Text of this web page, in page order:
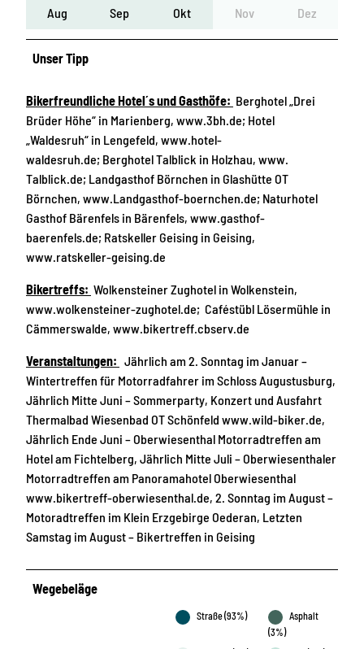
Aug Sep Okt Nov Dez
Unser Tipp
Bikerfreundliche Hotel´s und Gasthöfe: Berghotel „Drei
Brüder Höhe“ in Marienberg, www.3bh.de; Hotel
„Waldesruh“ in Lengefeld, www.hotel-
waldesruh.de; Berghotel Talblick in Holzhau, www.
Talblick.de; Landgasthof Börnchen in Glashütte OT
Börnchen, www.Landgasthof-boernchen.de; Naturhotel
Gasthof Bärenfels in Bärenfels, www.gasthof-
baerenfels.de; Ratskeller Geising in Geising,
www.ratskeller-geising.de
Bikertreffs: Wolkensteiner Zughotel in Wolkenstein,
www.wolkensteiner-zughotel.de; Caféstübl Lösermühle in
Cämmerswalde, www.bikertreff.cbserv.de
Veranstaltungen: Jährlich am 2. Sonntag im Januar –
Wintertreffen für Motorradfahrer im Schloss Augustusburg,
Jährlich Mitte Juni – Sommerparty, Konzert und Ausfahrt
Thermalbad Wiesenbad OT Schönfeld www.wild-biker.de,
Jährlich Ende Juni – Oberwiesenthal Motorradtreffen am
Hotel am Fichtelberg, Jährlich Mitte Juli – Oberwiesenthaler
Motorradtreffen am Panoramahotel Oberwiesenthal
www.bikertreff-oberwiesenthal.de, 2. Sonntag im August –
Motoradtreffen im Klein Erzgebirge Oederan, Letzten
Samstag im August – Bikertreffen in Geising
Wegebeläge
Straße (93%)
Asphalt
(3%)